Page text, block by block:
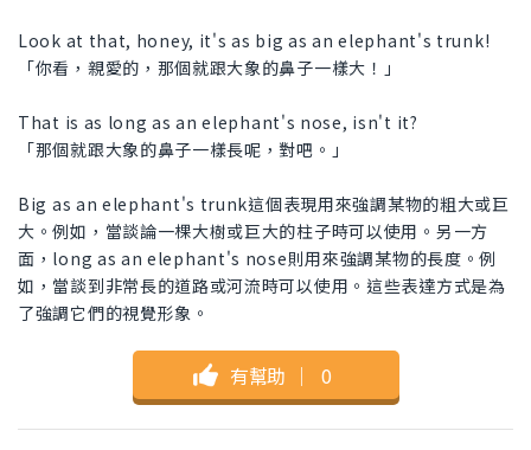
Look at that, honey, it's as big as an elephant's trunk!
「你看，親愛的，那個就跟大象的鼻子一樣大！」
That is as long as an elephant's nose, isn't it?
「那個就跟大象的鼻子一樣長呢，對吧。」
Big as an elephant's trunk這個表現用來強調某物的粗大或巨
大。例如，當談論一棵大樹或巨大的柱子時可以使用。另一方
面，long as an elephant's nose則用來強調某物的長度。例
如，當談到非常長的道路或河流時可以使用。這些表達方式是為
了強調它們的視覺形象。
有幫助 ｜ 0